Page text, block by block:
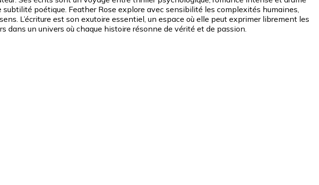
poétique. Feather Rose explore avec sensibilité les complexités humaines,
L’écriture est son exutoire essentiel, un espace où elle peut exprimer librement les
un univers où chaque histoire résonne de vérité et de passion.